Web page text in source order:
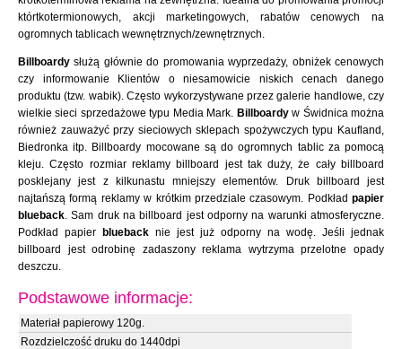
którtkotermionowych, akcji marketingowych, rabatów cenowych na
ogromnych tablicach wewnętrznych/zewnętrznych.
Billboardy służą głównie do promowania wyprzedaży, obniżek cenowych
czy informowanie Klientów o niesamowicie niskich cenach danego
produktu (tzw. wabik). Często wykorzystywane przez galerie handlowe, czy
wielkie sieci sprzedażowe typu Media Mark. Billboardyw Świdnica można
również zauważyć przy sieciowych sklepach spożywczych typu Kaufland,
Biedronka itp. Billboardy mocowane są do ogromnych tablic za pomocą
kleju. Często rozmiar reklamy billboard jest tak duży, że cały billboard
posklejany jest z kilkunastu mniejszy elementów. Druk billboard jest
najtańszą formą reklamy w krótkim przedziale czasowym. Podkład papier
blueback. Sam druk na billboard jest odporny na warunki atmosferyczne.
Podkład papier
blueback nie jest już odporny na wodę. Jeśli jednak
billboard jest odrobinę zadaszony reklama wytrzyma przelotne opady
deszczu.
Podstawowe informacje:
Materiał papierowy 120g.
Rozdzielczość druku do 1440dpi